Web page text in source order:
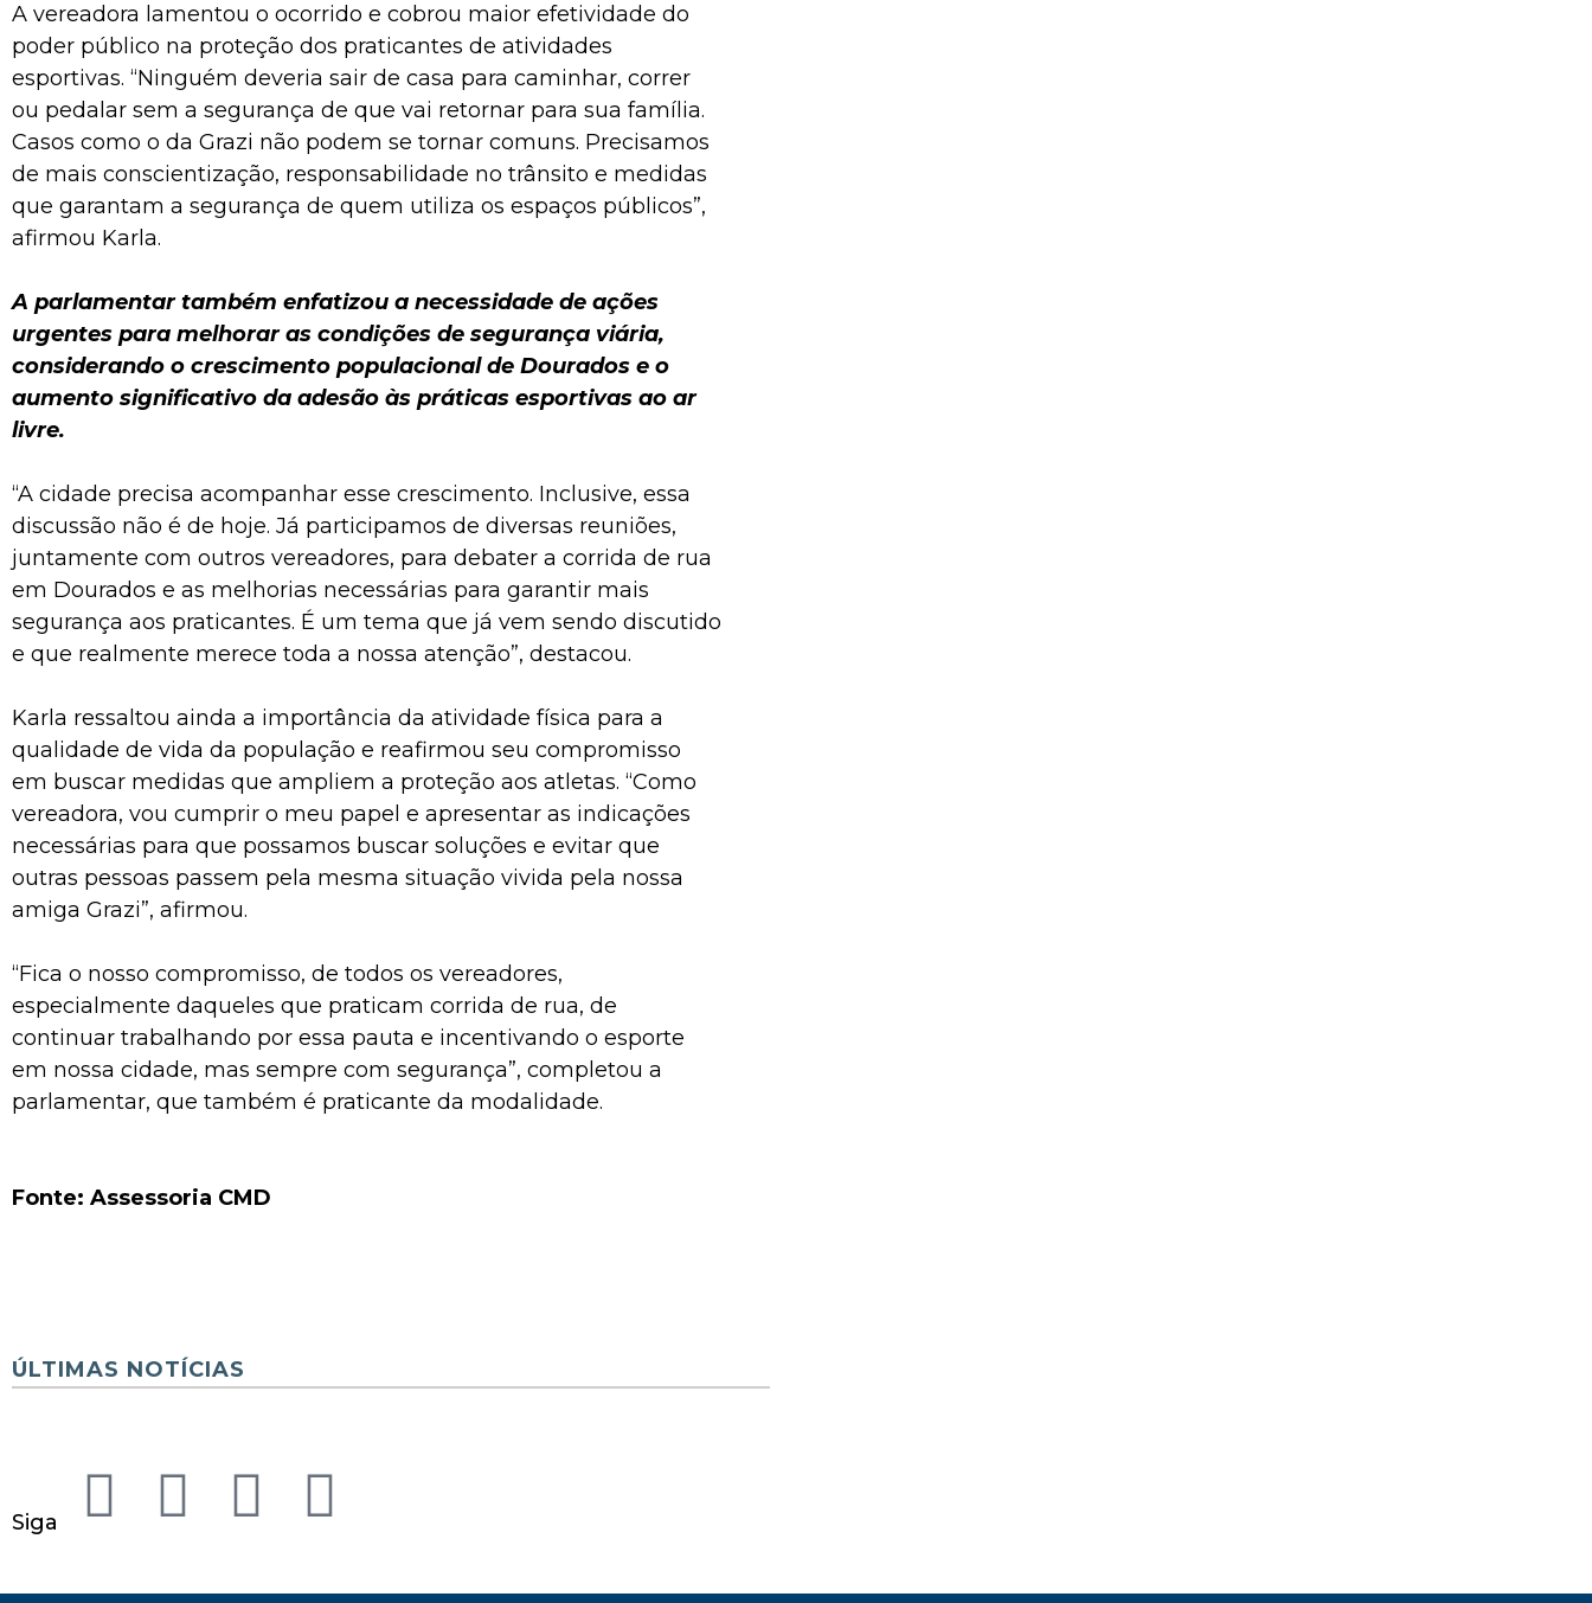
A vereadora lamentou o ocorrido e cobrou maior efetividade do
poder público na proteção dos praticantes de atividades
esportivas. “Ninguém deveria sair de casa para caminhar, correr
ou pedalar sem a segurança de que vai retornar para sua família.
Casos como o da Grazi não podem se tornar comuns. Precisamos
de mais conscientização, responsabilidade no trânsito e medidas
que garantam a segurança de quem utiliza os espaços públicos”,
afirmou Karla.
A parlamentar também enfatizou a necessidade de ações
urgentes para melhorar as condições de segurança viária,
considerando o crescimento populacional de Dourados e o
aumento significativo da adesão às práticas esportivas ao ar
livre.
“A cidade precisa acompanhar esse crescimento. Inclusive, essa
discussão não é de hoje. Já participamos de diversas reuniões,
juntamente com outros vereadores, para debater a corrida de rua
em Dourados e as melhorias necessárias para garantir mais
segurança aos praticantes. É um tema que já vem sendo discutido
e que realmente merece toda a nossa atenção”, destacou.
Karla ressaltou ainda a importância da atividade física para a
qualidade de vida da população e reafirmou seu compromisso
em buscar medidas que ampliem a proteção aos atletas. “Como
vereadora, vou cumprir o meu papel e apresentar as indicações
necessárias para que possamos buscar soluções e evitar que
outras pessoas passem pela mesma situação vivida pela nossa
amiga Grazi”, afirmou.
“Fica o nosso compromisso, de todos os vereadores,
especialmente daqueles que praticam corrida de rua, de
continuar trabalhando por essa pauta e incentivando o esporte
em nossa cidade, mas sempre com segurança”, completou a
parlamentar, que também é praticante da modalidade.
Fonte: Assessoria CMD
ÚLTIMAS NOTÍCIAS
Siga